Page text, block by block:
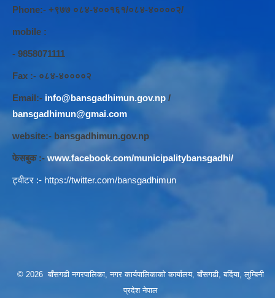
Phone:- +९७७ ०८४-४००१६१/०८४-४००००२/
mobile :
- 9858071111
Fax :- ०८४-४००००२
Email:- info@bansgadhimun.gov.np /
bansgadhimun@gmai.com
website:- bansgadhimun.gov.np
फेसबुक :- www.facebook.com/municipalitybansgadhi/
ट्वीटर :- https://twitter.com/bansgadhimun
© 2026 बाँसगढी नगरपालिका, नगर कार्यपालिकाकाे कार्यालय, बाँसगढी, बर्दिया, लुम्बिनी
प्रदेश नेपाल